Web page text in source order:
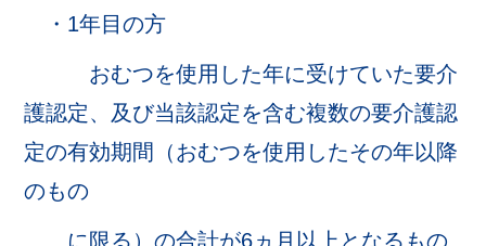
・1年目の方
おむつを使用した年に受けていた要介
護認定、及び当該認定を含む複数の要介護認
定の有効期間（おむつを使用したその年以降
のもの
に限る）の合計が6ヵ月以上となるもの